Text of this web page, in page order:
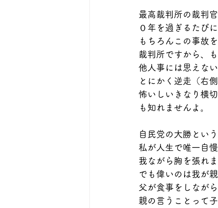
最高裁判所の裁判
０年を過ぎるたび
もちろんこの事故
裁判所ですから、
他人事には思えな
とにかく逆走（右
怖いしいきなり横
も知れませんよ。
自民党の大勝とい
私が人生で唯一自
我ながら胸を張れま
でも偉いのは我が
父が食事をしなが
親の言うことって